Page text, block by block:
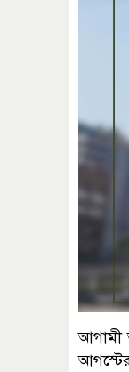
আগামী